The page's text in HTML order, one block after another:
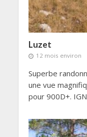
Luzet
12 mois environ
Superbe
une vue
pour 900D+.